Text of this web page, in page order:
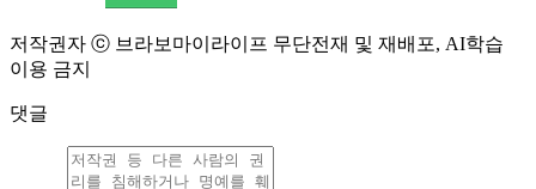
저작권자 ⓒ 브라보마이라이프 무단전재 및 재배포, AI학습
이용 금지
댓글